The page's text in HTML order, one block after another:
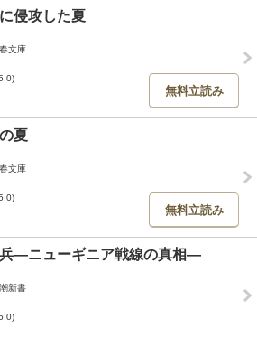
侵攻した夏
文庫
無料立読み
夏
文庫
無料立読み
―ニューギニア戦線の真相―
新書